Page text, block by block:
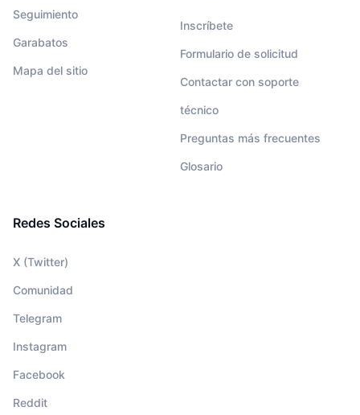
Seguimiento
Garabatos
Mapa del sitio
Inscríbete
Formulario de solicitud
Contactar con soporte
técnico
Preguntas más frecuentes
Glosario
Redes Sociales
X (Twitter)
Comunidad
Telegram
Instagram
Facebook
Reddit